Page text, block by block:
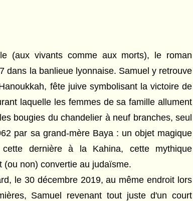
(aux vivants comme aux morts), le roman
dans la banlieue lyonnaise. Samuel y retrouve
fête juive symbolisant la victoire de
laquelle les femmes de sa famille allument
bougies du chandelier à neuf branches, seul
par sa grand-mère Baya : un objet magique
dernière à la Kahina, cette mythique
non) convertie au judaïsme.
le 30 décembre 2019, au même endroit lors
Samuel revenant tout juste d'un court